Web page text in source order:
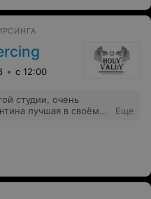
с 12:00
студии, очень
лучшая в своём
заживления и
выбор
Еще